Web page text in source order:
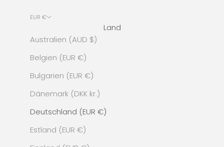
EUR €
Land
Australien (AUD $)
Belgien (EUR €)
Bulgarien (EUR €)
Dänemark (DKK kr.)
Deutschland (EUR €)
Estland (EUR €)